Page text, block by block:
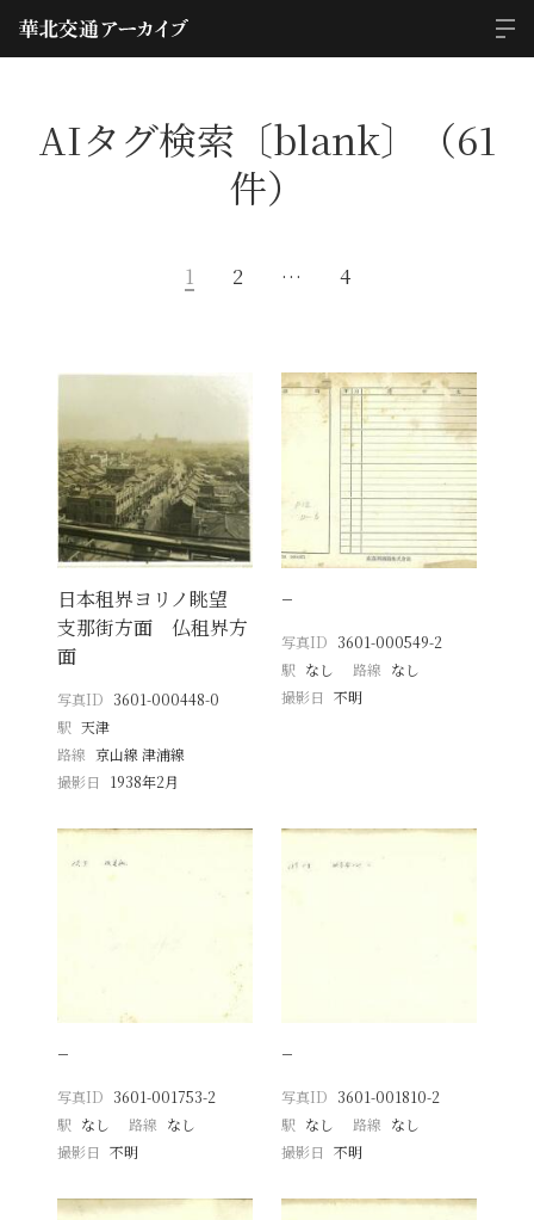
AIタグ検索〔blank〕（61
件）
1 2 … 4
日本租界ヨリノ眺望
支那街方面 仏租界方
面
写真ID 3601-000448-0
駅 天津
路線 京山線 津浦線
撮影日
1938年2月
−
写真ID 3601-000549-2
駅 なし 路線 なし
撮影日 不明
−
写真ID 3601-001753-2
駅 なし 路線 なし
撮影日
不明
−
写真ID 3601-001810-2
駅 なし 路線 なし
撮影日 不明